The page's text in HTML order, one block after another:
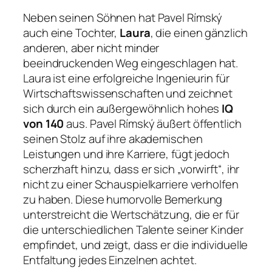
Neben seinen Söhnen hat Pavel Rímský
auch eine Tochter, Laura, die einen gänzlich
anderen, aber nicht minder
beeindruckenden Weg eingeschlagen hat.
Laura ist eine erfolgreiche Ingenieurin für
Wirtschaftswissenschaften und zeichnet
sich durch ein außergewöhnlich hohes IQ
von 140aus. Pavel Rímský äußert öffentlich
seinen Stolz auf ihre akademischen
Leistungen und ihre Karriere, fügt jedoch
scherzhaft hinzu, dass er sich „vorwirft“, ihr
nicht zu einer Schauspielkarriere verholfen
zu haben. Diese humorvolle Bemerkung
unterstreicht die Wertschätzung, die er für
die unterschiedlichen Talente seiner Kinder
empfindet, und zeigt, dass er die individuelle
Entfaltung jedes Einzelnen achtet.